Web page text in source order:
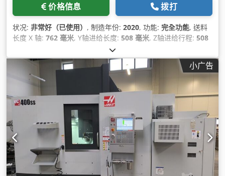
价格信息 拨打
状况: 非常好（已使用） , 制造年份: 2020, 功能: 完全功能, 送料
长度 X 轴: 762 毫米, Y轴进给长度: 508 毫米, Z轴进给行程: 508
, 主轴速度（最大）:
刀位数量:30, 设备:切屑输送机, 文档 / 手册,
小广告